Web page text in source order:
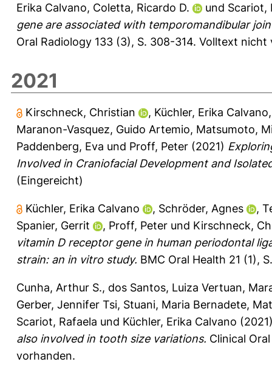
Erika Calvano, Coletta, Ricardo D. und Scariot,
gene are associated with temporomandibular
Oral Radiology 133 (3), S. 308-314. Volltext nicht
2021
Kirschneck, Christian , Küchler, Erika Calvano
Maranon-Vasquez, Guido Artemio, Matsumoto,
Paddenberg, Eva und Proff, Peter (2021)
Involved in Craniofacial Development and
(Eingereicht)
Küchler, Erika Calvano , Schröder, Agnes ,
Spanier, Gerrit
, Proff, Peter und Kirschneck,
vitamin D receptor gene in human periodontal
strain: an in vitro study. BMC Oral Health 21 (1),
Cunha, Arthur S., dos Santos, Luiza Vertuan,
Gerber, Jennifer Tsi, Stuani, Maria Bernadete,
Scariot, Rafaela und Küchler, Erika Calvano
also involved in tooth size variations. Clinical
vorhanden.